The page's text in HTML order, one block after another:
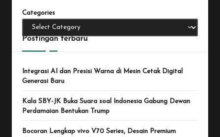
Categories
Postingan terbaru
Integrasi AI dan Presisi Warna di Mesin Cetak Digital
Generasi Baru
Kala SBY-JK Buka Suara soal Indonesia Gabung Dewan
Perdamaian Bentukan Trump
Bocoran Lengkap vivo V70 Series, Desain Premium